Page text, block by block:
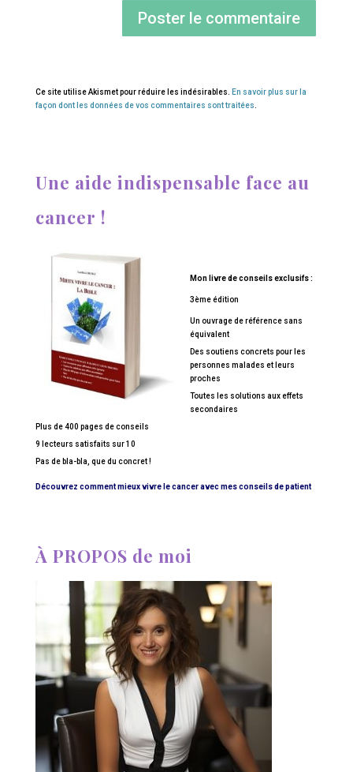
Ce site utilise Akismet pour réduire les indésirables.
En savoir plus sur la
façon dont les données de vos commentaires sont traitées
Une aide indispensable face au
cancer !
Mon livre de conseils exclusifs :
3ème édition
Un ouvrage de référence sans
équivalent
Des soutiens concrets pour les
personnes malades et leurs
proches
Toutes les solutions aux effets
secondaires
Plus de 400 pages de conseils
9 lecteurs satisfaits sur 10
Pas de bla-bla, que du concret !
Découvrez comment mieux vivre le cancer avec mes conseils de patient
À PROPOS de moi